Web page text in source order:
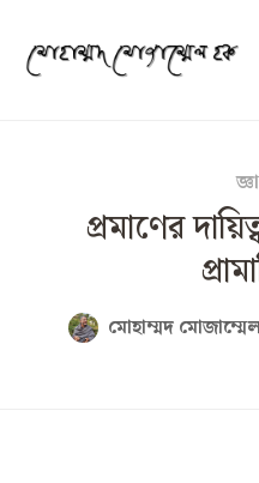
content
প্রমাণের
মোহাম্মদ